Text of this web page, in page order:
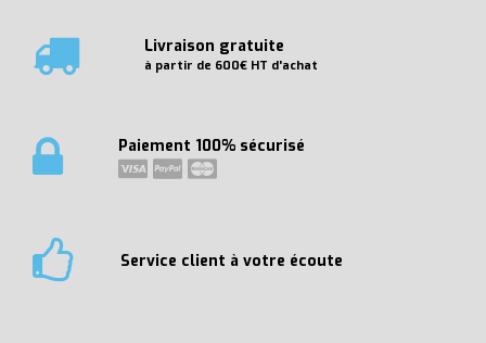
Livraison gratuite
à partir de 600€ HT d'achat
Paiement 100% sécurisé
Service client à votre écoute